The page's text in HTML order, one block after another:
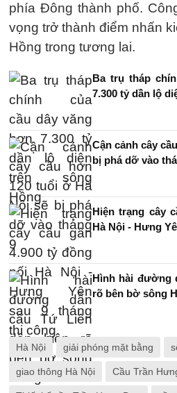
phía Đông thành phố.
vọng trở thành điểm nhấn
Hồng trong tương lai.
Ba trụ tháp
7.300 tỷ dần lộ
Cận cảnh cây
bị phá dỡ vào
Hiện trạng cây
Hà Nội - Hưng
Hình hài đường
rõ bên bờ sông
Hà Nội giải phóng mặt bằng
giao thông Hà Nội Cầu Trần